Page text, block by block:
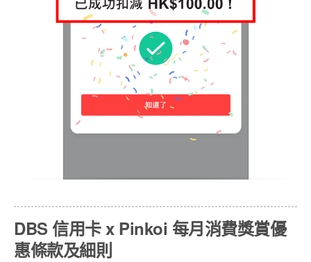
DBS 信用卡 x Pinkoi 每月消費獎賞優
惠條款及細則